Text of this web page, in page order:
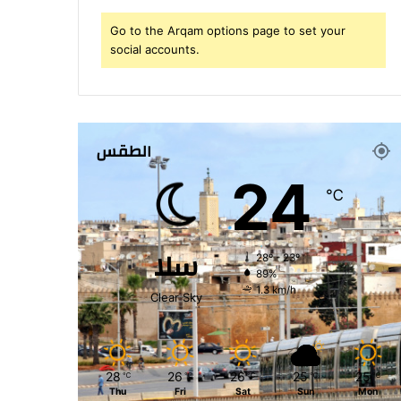
Go to the Arqam options page to set your
social accounts.
الطقس
سلا
Clear Sky
24℃
28º - 23º
89%
1.3 km/h
28 ℃
Thu
26 ℃
Fri
26 ℃
Sat
25 ℃
Sun
25 ℃
Mon